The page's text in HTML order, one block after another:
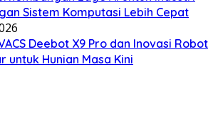
Sistem Komputasi Lebih Cepat
Deebot X9 Pro dan Inovasi Robot
untuk Hunian Masa Kini